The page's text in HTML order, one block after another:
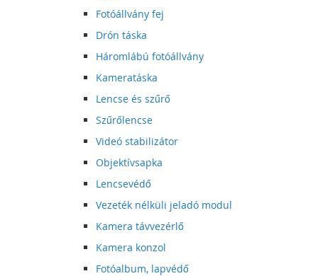
Fotóállvány fej
Drón táska
Háromlábú fotóállvány
Kameratáska
Lencse és szűrő
Szűrőlencse
Videó stabilizátor
Objektívsapka
Lencsevédő
Vezeték nélküli jeladó modul
Kamera távvezérlő
Kamera konzol
Fotóalbum, lapvédő